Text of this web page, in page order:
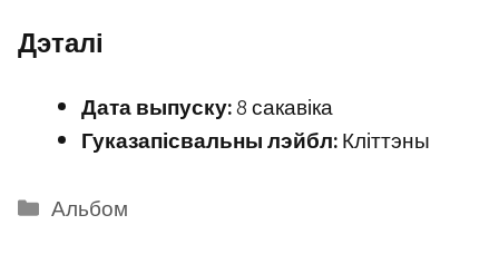
Дэталі
Дата выпуску:8 сакавіка
Гуказапісвальны лэйбл:Кліттэны
Categories
Альбом